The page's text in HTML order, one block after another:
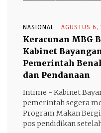
NASIONAL AGUSTUS
Keracunan MBG
Kabinet
Pemerintah
dan Pendanaan
Intime - Kabinet
pemerintah segera
Program Makan
pos pendidikan